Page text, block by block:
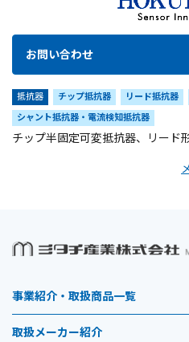
お問い合わせ
抵抗器 チップ抵抗器 リード抵抗器
シャント抵抗器・電流検知抵抗器
チップ半固定可変抵抗器、リード
事業紹介・取扱商品一覧
取扱メーカー紹介